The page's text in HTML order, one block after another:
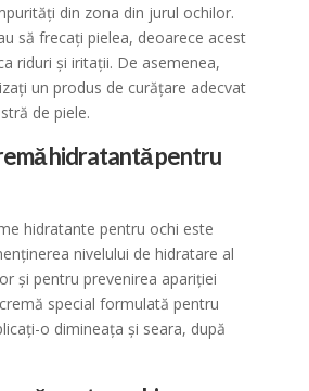
din zona din jurul ochilor.
să frecați pielea, deoarece acest
riduri și iritații. De asemenea,
un produs de curățare adecvat
de piele.
hidratantă pentru
hidratante pentru ochi este
nivelului de hidratare al
și pentru prevenirea apariției
special formulată pentru
o dimineața și seara, după